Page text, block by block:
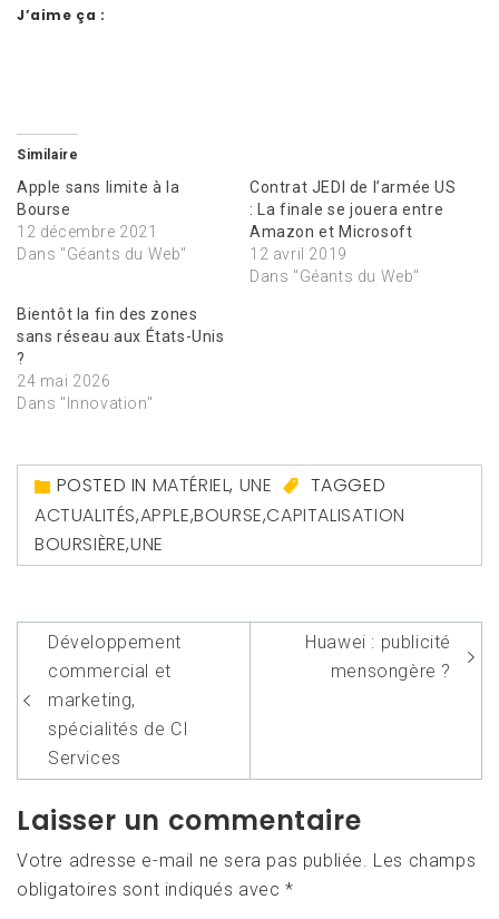
J’aime ça :
Similaire
Apple sans limite à la
Bourse
12 décembre 2021
Dans "Géants du Web"
Contrat JEDI de l’armée US
: La finale se jouera entre
Amazon et Microsoft
12 avril 2019
Dans "Géants du Web"
Bientôt la fin des zones
sans réseau aux États-Unis
?
24 mai 2026
Dans "Innovation"
POSTED IN MATÉRIEL, UNE
TAGGED
ACTUALITÉS,APPLE,BOURSE,CAPITALISATION
BOURSIÈRE,UNE
Navigation
de
l’article
Développement
commercial et
marketing,
spécialités de CI
Services
Huawei : publicité
mensongère ?
Laisser un commentaire
Votre adresse e-mail ne sera pas publiée.
Les champs
obligatoires sont indiqués avec*